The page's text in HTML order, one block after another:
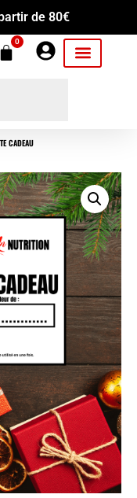
de 80€
0
CADEAU